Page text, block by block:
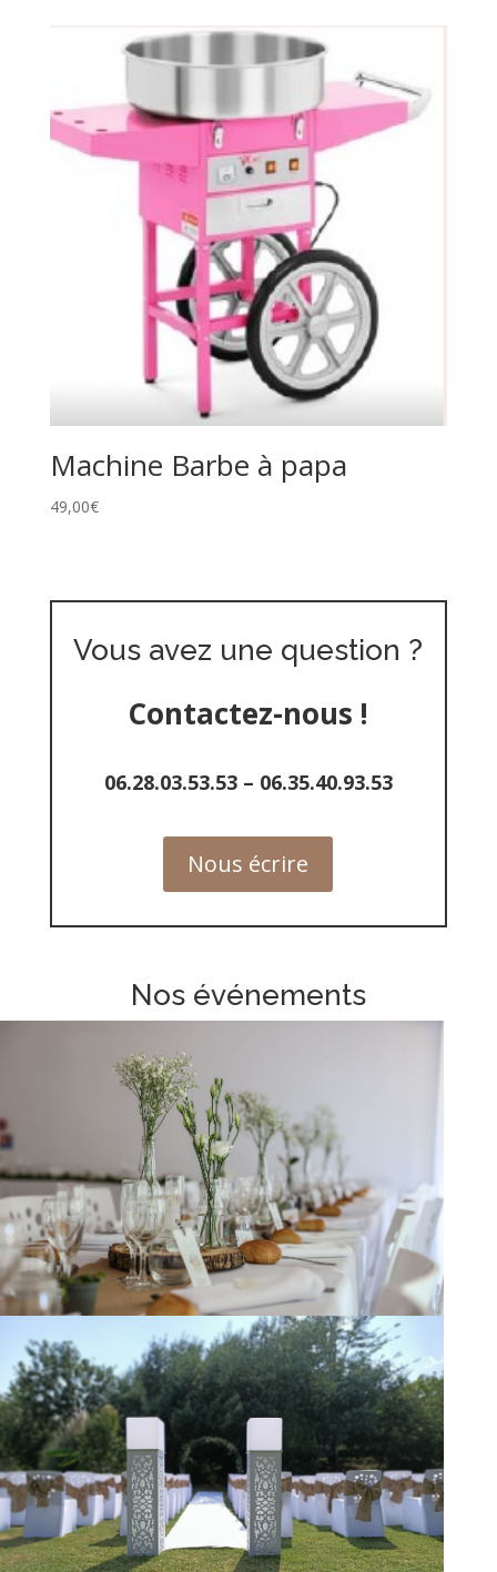
Machine Barbe à papa
49,00€
Vous avez une question ?
Contactez-nous !
06.28.03.53.53– 06.35.40.93.53
Nous écrire
Nos événements